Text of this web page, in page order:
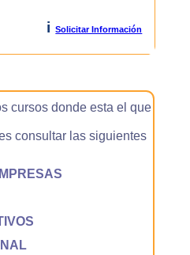
i Solicitar Información
cursos donde esta el que
consultar las siguientes